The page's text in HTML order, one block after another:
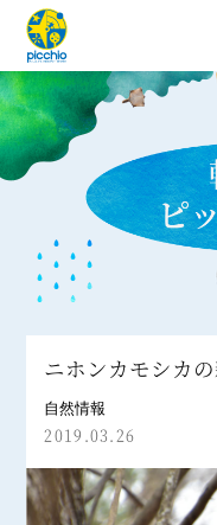
ニホンカモシカ
自然情報
2019.03.26